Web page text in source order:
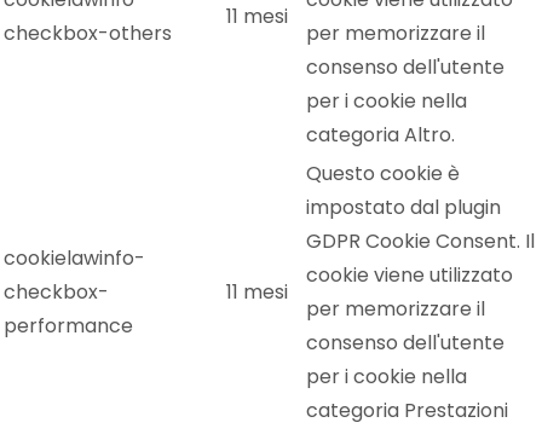
checkbox-others
11 mesi
per memorizzare il
consenso dell'utente
per i cookie nella
categoria Altro.
cookielawinfo-
checkbox-
performance
11 mesi
Questo cookie è
impostato dal plugin
GDPR Cookie Consent. Il
cookie viene utilizzato
per memorizzare il
consenso dell'utente
per i cookie nella
categoria Prestazioni